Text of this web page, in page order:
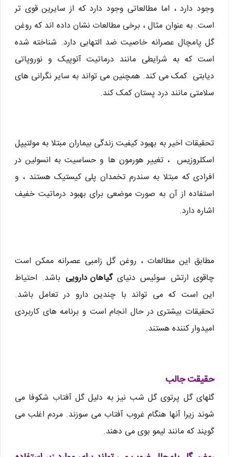
وجود دارد ، اما مطالعاتی وجود دارد که از سایرین قوی تر
است. به عنوان مثال ، برخی مطالعات نشان داده اند كه روغن
گل پامچال عصرانه خاصیت ضد التهابی دارد. شناخته شده
است که به شرایطی مانند درماتیت آتوپیک و نوروپاتی
دیابتی کمک می کند. همچنین می تواند به سایر نگرانی های
سلامتی مانند درد پستان کمک کند.
تحقیقات اخیر به بهبود کیفیت زندگی بیماران مبتلا به مولتیپل
اسکلروزیس ، تغییر هورمون ها و حساسیت به انسولین در
افرادی که مبتلا به سندرم تخمدان پلی کیستیک هستند ، و
استفاده از آن به صورت موضعی برای بهبود درماتیت خفیف
اشاره دارد.
مطابق این مطالعات ، روغن گل زامبی عصرانه ممکن است
چاقوی ارتش سوئیس دنیایگیاهان دارویی باشد. احتیاط
این است که می تواند با چندین دارو در تعامل باشد.
تحقیقات بیشتری در حال انجام است و برنامه های کاربردی
امیدوار کننده هستند.
حقیقت جالب
گلهای گل پرتوی گل شب نیز به دلیل گل آفتاب شکوفا می
شوند زیرا آنها هنگام غروب آفتاب می سوزند. مردم اغلب می
گویند که مانند لیمو بوی می دهند.